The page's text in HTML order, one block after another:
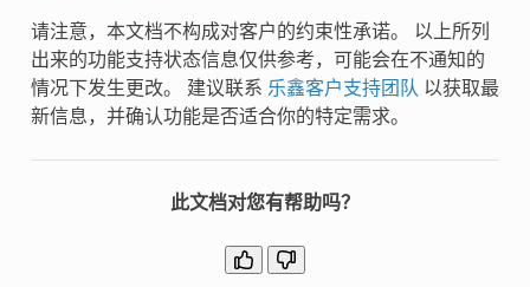
请注意，本文档不构成对客户的约束性承诺。 以上所列
出来的功能支持状态信息仅供参考，可能会在不通知的
情况下发生更改。 建议联系 乐鑫客户支持团队 以获取最
新信息，并确认功能是否适合你的特定需求。
此文档对您有帮助吗？